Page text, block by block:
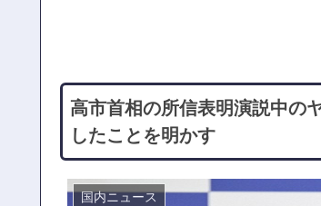
高市首相の所信表明演説中の
したことを明かす
国内ニュース